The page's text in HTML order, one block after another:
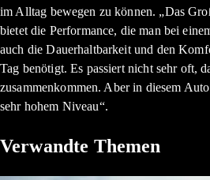
im Alltag bewegen zu können. „Das
bietet die Performance, die man bei
auch die Dauerhaltbarkeit und den
Tag benötigt. Es passiert nicht sehr oft,
zusammenkommen. Aber in diesem
sehr hohem Niveau“.
Verwandte Themen